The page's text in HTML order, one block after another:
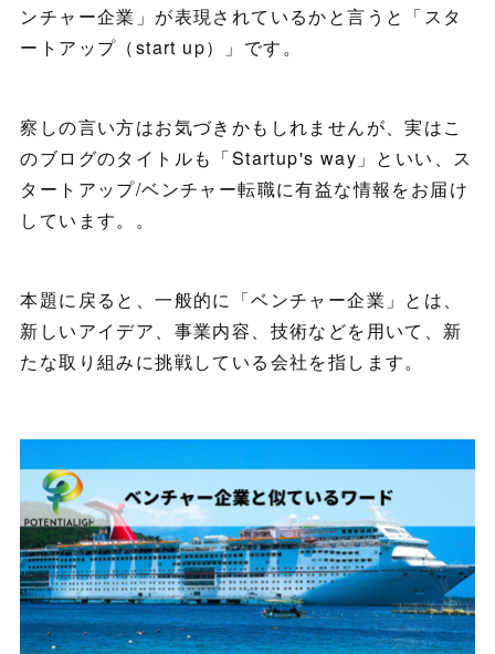
ンチャー企業」が表現されているかと言うと「スタ
ートアップ（start up）」です。
察しの言い方はお気づきかもしれませんが、実はこ
のブログのタイトルも「Startup's way」といい、ス
タートアップ/ベンチャー転職に有益な情報をお届け
しています。。
本題に戻ると、一般的に「ベンチャー企業」とは、
新しいアイデア、事業内容、技術などを用いて、新
たな取り組みに挑戦している会社を指します。